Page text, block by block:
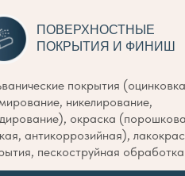
ПОВЕРХНОСТНЫЕ
ПОКРЫТИЯ И ФИНИШ
покрытия
никелирование,
окраска
антикоррозийная),
пескоструйная